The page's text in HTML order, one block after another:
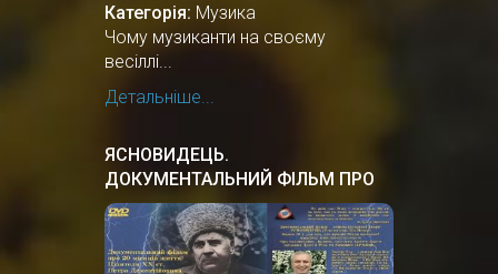
Категорія: Музика
Чому музиканти на своєму
весіллі...
Детальніше...
ЯСНОВИДЕЦЬ.
ДОКУМЕНТАЛЬНИЙ ФIЛЬМ ПРО
УКРАЇНСЬКОГО ЦІЛИТЕЛЯ.